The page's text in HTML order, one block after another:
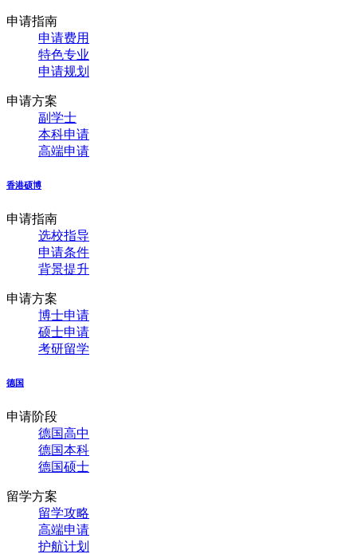
申请指南
申请费用
特色专业
申请规划
申请方案
副学士
本科申请
高端申请
香港硕博
申请指南
选校指导
申请条件
背景提升
申请方案
博士申请
硕士申请
考研留学
德国
申请阶段
德国高中
德国本科
德国硕士
留学方案
留学攻略
高端申请
护航计划